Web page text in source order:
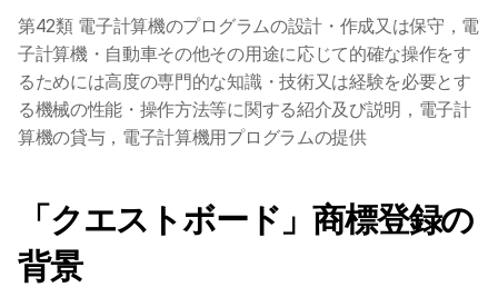
第42類 電子計算機のプログラムの設計・作成又は保守，電
子計算機・自動車その他その用途に応じて的確な操作をす
るためには高度の専門的な知識・技術又は経験を必要とす
る機械の性能・操作方法等に関する紹介及び説明，電子計
算機の貸与，電子計算機用プログラムの提供
「クエストボード」商標登録の
背景